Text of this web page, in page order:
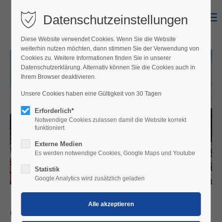
Menu
Geheimtipp Sopron – älteste und
Datenschutzeinstellungen
Diese Website verwendet Cookies. Wenn Sie die Website
weiterhin nutzen möchten, dann stimmen Sie der Verwendung von
Cookies zu. Weitere Informationen finden Sie in unserer
Datenschutzerklärung. Alternativ können Sie die Cookies auch in
Ihrem Browser deaktivieren.
Unsere Cookies haben eine Gültigkeit von 30 Tagen
Erforderlich*
Notwendige Cookies zulassen damit die Website korrekt
funktioniert
Externe Medien
Es werden notwendige Cookies, Google Maps und Youtube
Statistik
Google Analytics wird zusätzlich geladen